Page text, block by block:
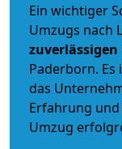
Ein wichtiger
Umzugs nach
zuverlässigen
Paderborn. Es
das
Erfahrung
Umzug